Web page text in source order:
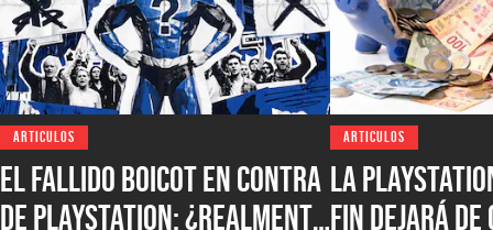
ARTICULOS
El fallido boicot en contra
de PlayStation: ¿realmente
ARTICULOS
La
fin dejará de